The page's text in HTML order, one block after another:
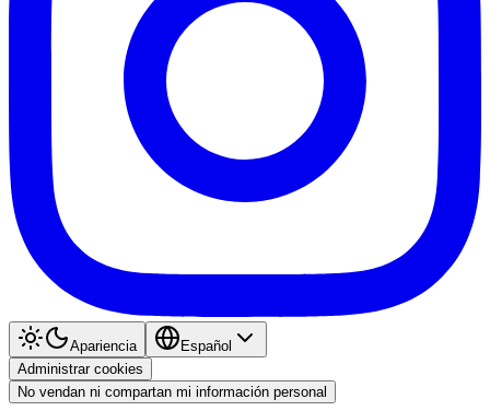
Apariencia
Español
Administrar cookies
No vendan ni compartan mi información personal